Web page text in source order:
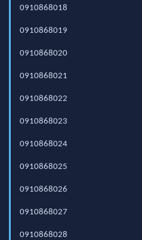
0910868018
0910868019
0910868020
0910868021
0910868022
0910868023
0910868024
0910868025
0910868026
0910868027
0910868028